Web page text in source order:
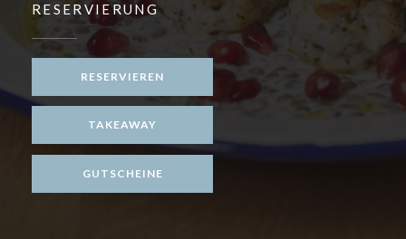
RESERVIERUNG
RESERVIEREN
TAKEAWAY
GUTSCHEINE